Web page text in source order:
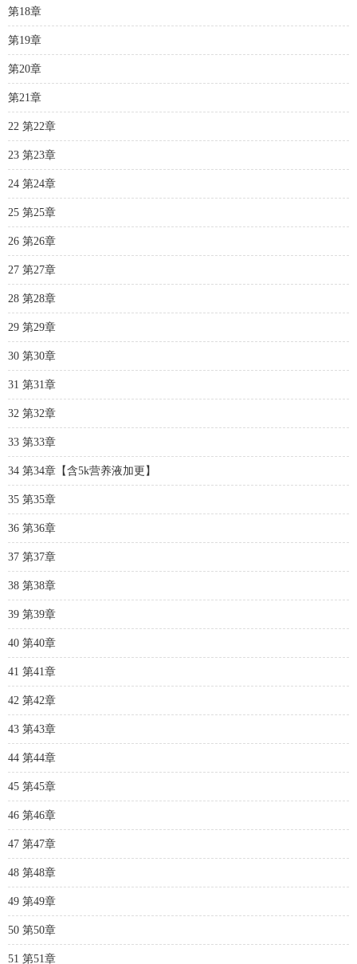
第18章
第19章
第20章
第21章
22 第22章
23 第23章
24 第24章
25 第25章
26 第26章
27 第27章
28 第28章
29 第29章
30 第30章
31 第31章
32 第32章
33 第33章
34 第34章【含5k营养液加更】
35 第35章
36 第36章
37 第37章
38 第38章
39 第39章
40 第40章
41 第41章
42 第42章
43 第43章
44 第44章
45 第45章
46 第46章
47 第47章
48 第48章
49 第49章
50 第50章
51 第51章